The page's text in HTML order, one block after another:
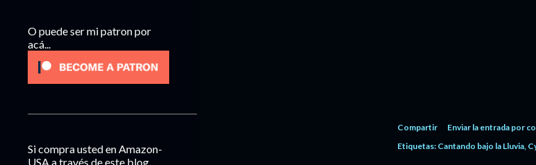
Compartir
Enviar la entrada por
Etiquetas: Cantando bajo la Lluvia
O puede ser mi patron por
acá...
Si compra usted en Amazon-
USA a través de este blog,